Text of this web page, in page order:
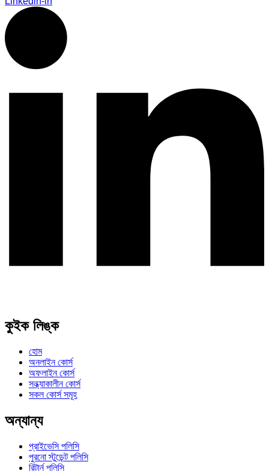
কুইক লিঙ্ক
হোম
অনলাইন কোর্স
অফলাইন কোর্স
সন্ধ্যাকালীন কোর্স
সকল কোর্স সমূহ
অন্যান্য
প্রাইভেসি পলিসি
পুরনো স্টুডেন্ট পলিসি
রিটার্ন পলিসি